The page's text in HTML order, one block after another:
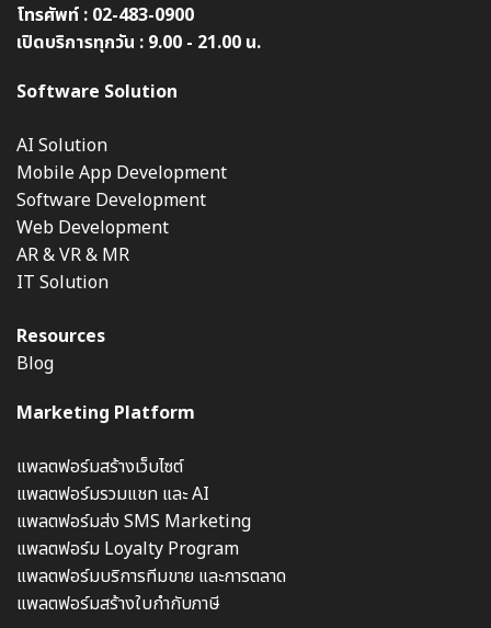
โทรศัพท์ : 02-483-0900
เปิดบริการทุกวัน : 9.00 - 21.00 น.
Software Solution
AI Solution
Mobile App Development
Software Development
Web Development
AR & VR & MR
IT Solution
Resources
Blog
Marketing Platform
แพลตฟอร์มสร้างเว็บไซต์
แพลตฟอร์มรวมแชท และ AI
แพลตฟอร์มส่ง SMS Marketing
แพลตฟอร์ม Loyalty Program
แพลตฟอร์มบริการทีมขาย และการตลาด
แพลตฟอร์มสร้างใบกำกับภาษี